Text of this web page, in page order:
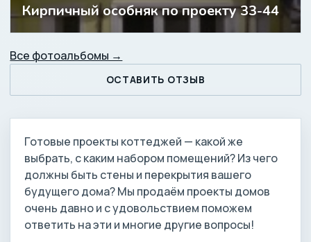
Кирпичный особняк по проекту 33-44
Все фотоальбомы →
ОСТАВИТЬ ОТЗЫВ
Готовые проекты коттеджей — какой же
выбрать, с каким набором помещений? Из чего
должны быть стены и перекрытия вашего
будущего дома? Мы продаём проекты домов
очень давно и с удовольствием поможем
ответить на эти и многие другие вопросы!